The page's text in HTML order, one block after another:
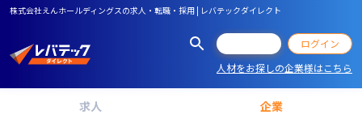
株式会社えんホールディングスの求人・転職・採用 | レバテックダイレクト
ログイン
人材をお探しの企業様はこちら
求人 企業